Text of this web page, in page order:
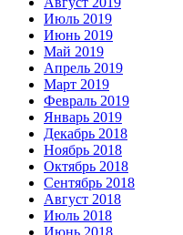
Июль 2019
Июнь 2019
Май 2019
Апрель 2019
Март 2019
Февраль 2019
Январь 2019
Декабрь 2018
Ноябрь 2018
Октябрь 2018
Сентябрь 2018
Август 2018
Июль 2018
Июнь 2018